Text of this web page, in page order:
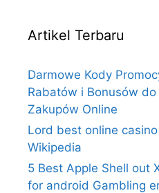
Artikel Terbaru
Darmowe Kody
Rabatów i Bonusów
Zakupów Online
Lord best online
Wikipedia
5 Best Apple Shell out
for android Gambling